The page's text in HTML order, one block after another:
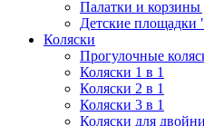
Палатки и корзины
Детские площадки
Коляски
Прогулочные
Коляски 1 в 1
Коляски 2 в 1
Коляски 3 в 1
Коляски для двойни